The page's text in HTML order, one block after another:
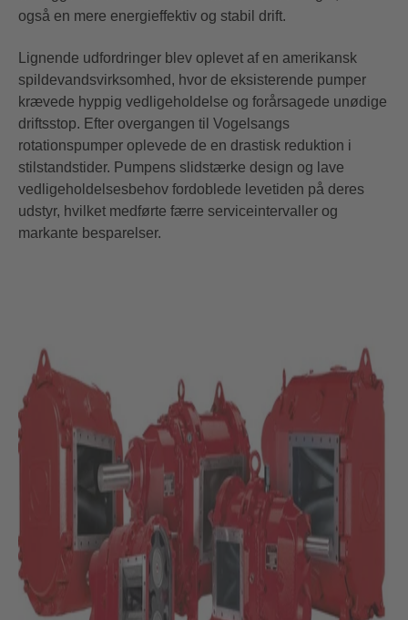
også en mere energieffektiv og stabil drift.
Lignende udfordringer blev oplevet af en amerikansk
spildevandsvirksomhed, hvor de eksisterende pumper
krævede hyppig vedligeholdelse og forårsagede unødige
driftsstop. Efter overgangen til Vogelsangs
rotationspumper oplevede de en drastisk reduktion i
stilstandstider. Pumpens slidstærke design og lave
vedligeholdelsesbehov fordoblede levetiden på deres
udstyr, hvilket medførte færre serviceintervaller og
markante besparelser.